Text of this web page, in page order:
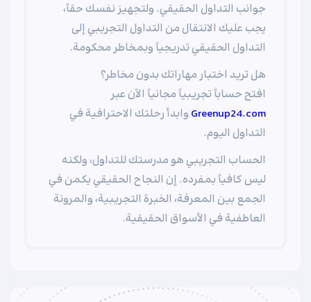
جوانب التداول الحقيقي. ولتجهيز نفسك حقاً،
يجب عليك الانتقال من التداول التجريبي إلى
التداول الحقيقي تدريجياً وبمخاطر محكومة.
هل تريد اختبار مهاراتك بدون مخاطر؟
افتح حساباً تجريبياً مجانياً الآن عبر
Greenup24.com وابدأ رحلتك الاحترافية في
التداول اليوم.
الحساب التجريبي هو مدرستك للتداول، ولكنه
ليس كافياً بمفرده. إن النجاح الحقيقي يكمن في
الجمع بين المعرفة، الخبرة التجريبية، والمرونة
العاطفية في الأسواق الحقيقية.